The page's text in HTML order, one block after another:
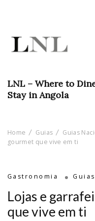
LNL – Where to
Stay in Angola
Home Guias Guias
gourmet que vive em ti
Gastronomia Guias
Lojas e
que vive em ti